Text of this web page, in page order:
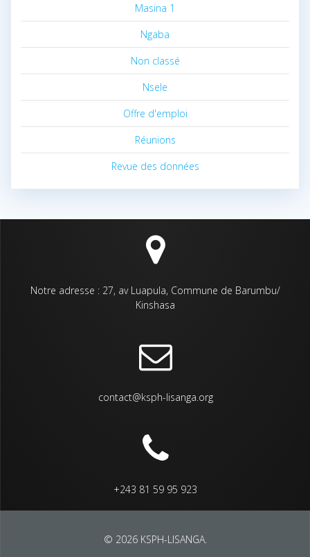
Masina 1
Ngaba
Non classé
Nsele
Offre d'emploi
Réunions
Revue des données
Notre adresse : 27, av Luapula, Commune de Barumbu/
Kinshasa
contact@ksph-lisanga.org
+243 81 59 95 923
© 2026 KSPH-LISANGA.